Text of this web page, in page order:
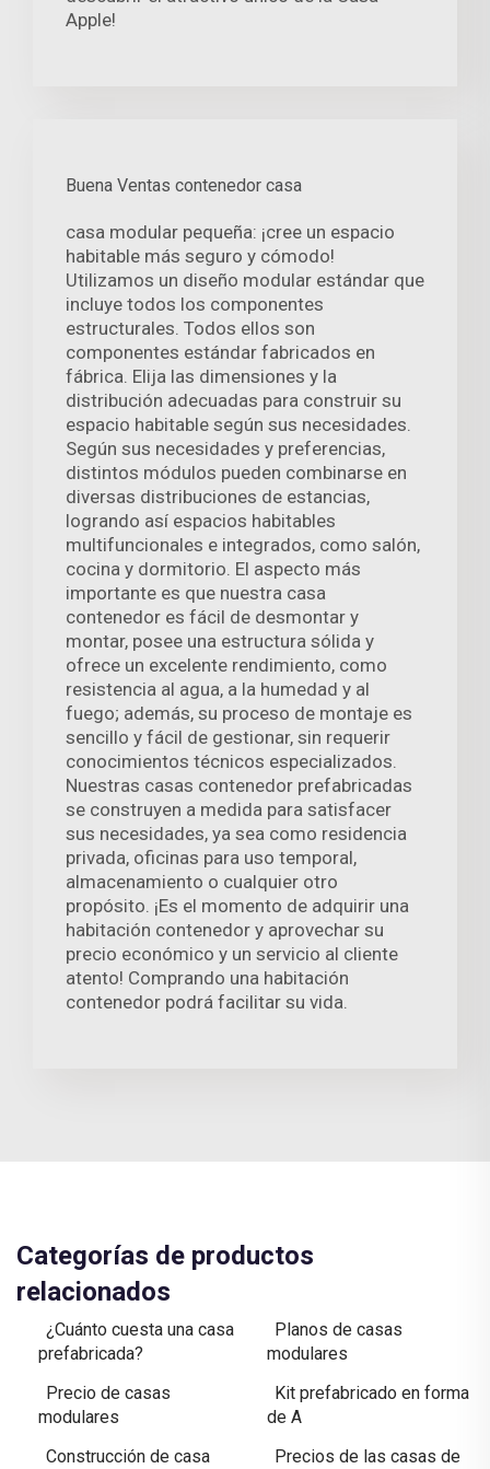
Apple!
Buena Ventas contenedor casa
casa modular pequeña: ¡cree un espacio
habitable más seguro y cómodo!
Utilizamos un diseño modular estándar que
incluye todos los componentes
estructurales. Todos ellos son
componentes estándar fabricados en
fábrica. Elija las dimensiones y la
distribución adecuadas para construir su
espacio habitable según sus necesidades.
Según sus necesidades y preferencias,
distintos módulos pueden combinarse en
diversas distribuciones de estancias,
logrando así espacios habitables
multifuncionales e integrados, como salón,
cocina y dormitorio. El aspecto más
importante es que nuestra casa
contenedor es fácil de desmontar y
montar, posee una estructura sólida y
ofrece un excelente rendimiento, como
resistencia al agua, a la humedad y al
fuego; además, su proceso de montaje es
sencillo y fácil de gestionar, sin requerir
conocimientos técnicos especializados.
Nuestras casas contenedor prefabricadas
se construyen a medida para satisfacer
sus necesidades, ya sea como residencia
privada, oficinas para uso temporal,
almacenamiento o cualquier otro
propósito. ¡Es el momento de adquirir una
habitación contenedor y aprovechar su
precio económico y un servicio al cliente
atento! Comprando una habitación
contenedor podrá facilitar su vida.
Categorías de productos
relacionados
¿Cuánto cuesta una casa
prefabricada?
Planos de casas
modulares
Precio de casas
modulares
Kit prefabricado en forma
de A
Construcción de casa
Precios de las casas de